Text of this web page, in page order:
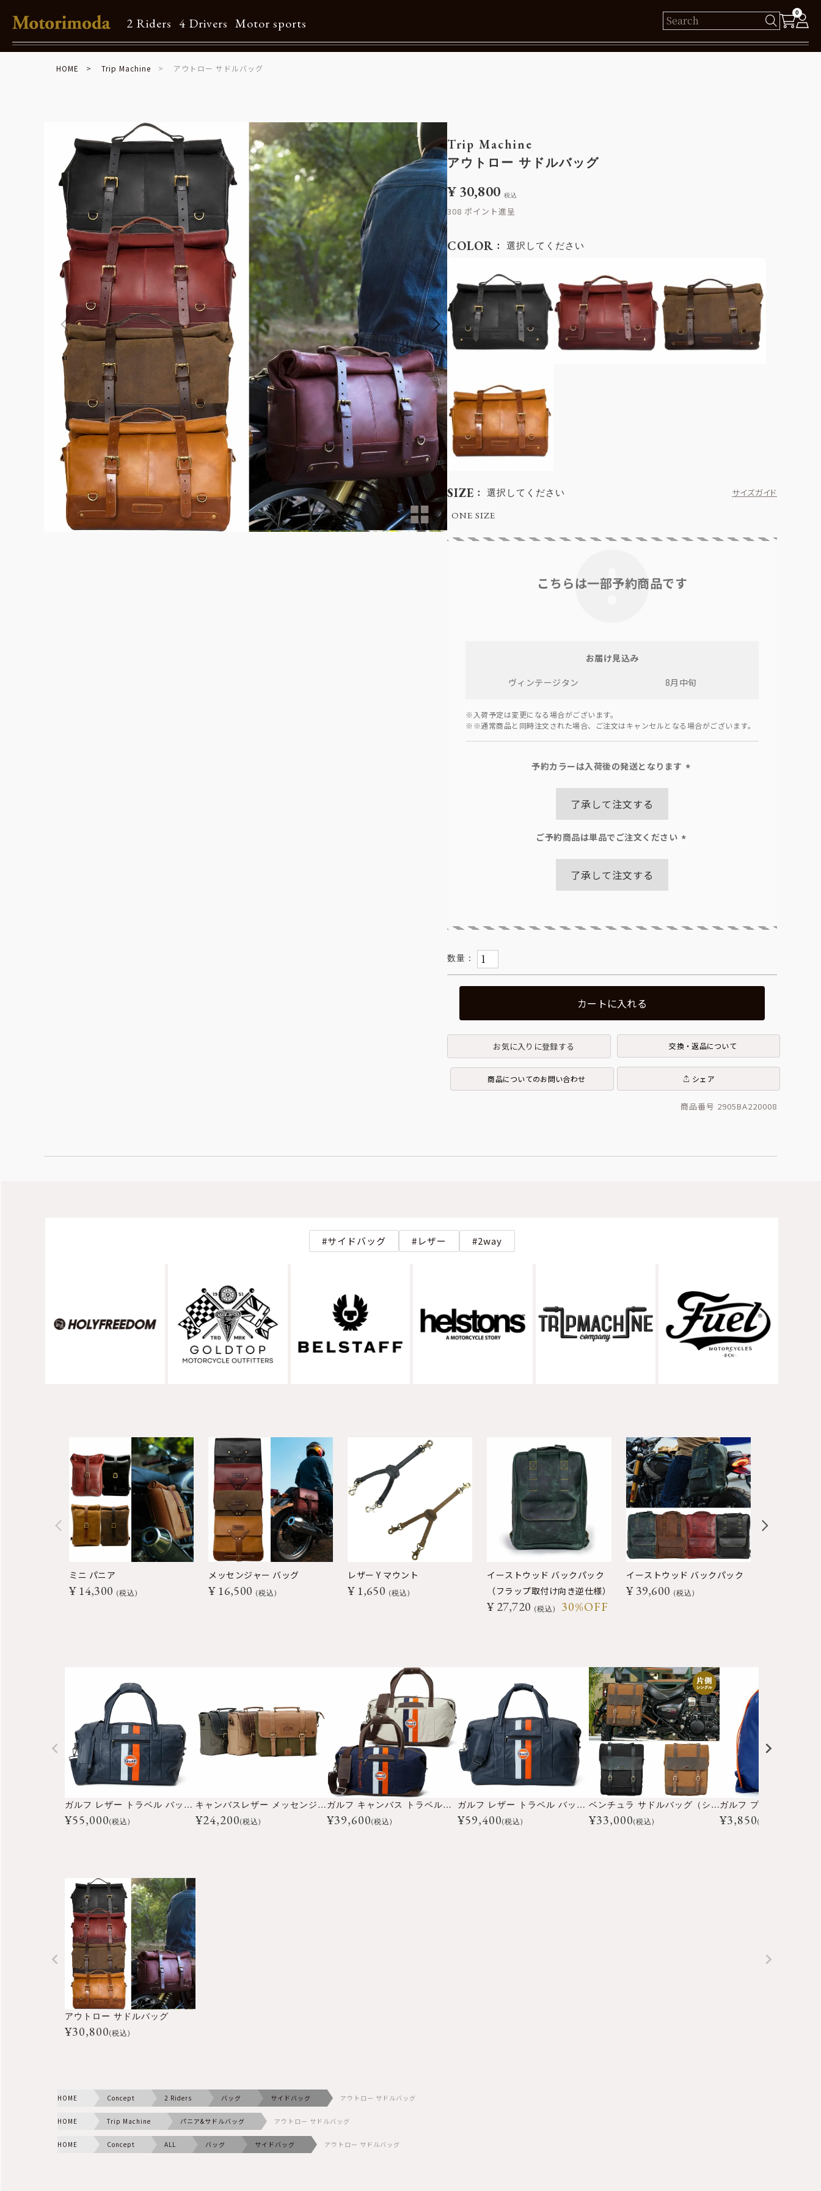
2 Riders 4 Drivers Motor sports
0
Shop Info
Brand
Brand list
Guide
ご利用ガイド
よくある質問
お問合せ
Information一覧
メルマガ購読
カタログダウンロード
HOME Trip Machine アウトロー サドルバッグ
クラシックブラック
Trip Machine
アウトロー サドルバッグ
¥30,800 税込
308
SIZE 選択してください
サイズガイド
ONE SIZE
COLOR 選択してください
こちらは一部予約商品です
お届け見込み
ヴィンテージタン
8月中旬
※入荷予定は変更になる場合がございます。
※※通常商品と同時注文された場合、ご注文はキャンセルとなる場合がございます。
予約カラーは入荷後の発送となります
了承して注文する
ご予約商品は単品でご注文ください
了承して注文する
カートに入れる
お気に入りに登録する 交換・返品について
商品についてのお問い合わせ シェア
商品番号 2905BA220008
サイドバッグ レザー 2way
ミニ パニア
¥ 14,300 税込
メッセンジャー バッグ
¥ 16,500 税込
レザー Y マウント
¥ 1,650 税込
イーストウッド バックパック
（フラップ取付け向き逆仕様）
30%OFF
¥ 27,720 税込
イーストウッド バックパック
¥ 39,600 税込
ガルフ レザー トラベル バッグ ミディアム
¥55,000(税込)
キャンバスレザー メッセンジャーバッグ
¥24,200(税込)
ガルフ キャンバス トラベルバッグ ミディアム
¥39,600(税込)
ガルフ レザー トラベル バッグ ビッグ
¥59,400(税込)
ベンチュラ サドルバッグ（シングル）
¥33,000(税込)
ガルフ プルスバッグ
¥3,850(税込)
アウトロー サドルバッグ
¥30,800(税込)
HOME Concept 2 Riders バッグ サイドバッグ アウトロー サドルバッグ
HOME Trip Machine パニア&サドルバッグ アウトロー サドルバッグ
HOME Concept ALL バッグ サイドバッグ アウトロー サドルバッグ